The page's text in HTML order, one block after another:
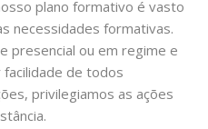
plano formativo é vasto
necessidades formativas.
presencial ou em regime e
facilidade de todos
privilegiamos as ações